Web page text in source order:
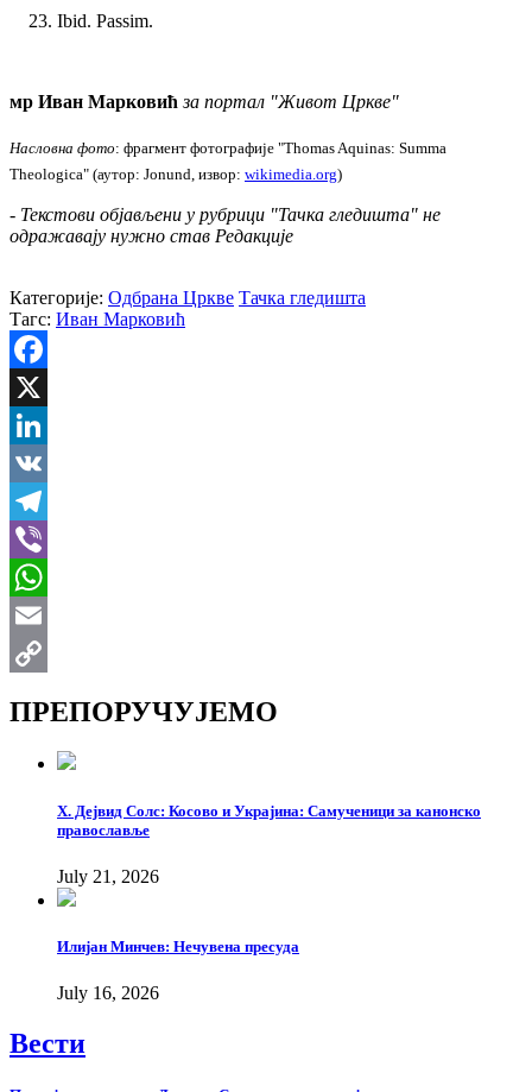
Ibid. Passim.
мр Иван Марковић за портал "Живот Цркве"
Насловна фото: фрагмент фотографије "Thomas Aquinas: Summa
Theologica" (аутор: Jonund, извор: wikimedia.org)
- Текстови објављени у рубрици "Тачка гледишта" не
одражавају нужно став Редакције
Категорије: Одбрана Цркве Тачка гледишта
Тагс: Иван Марковић
Facebook
X
LinkedIn
VK
Telegram
Viber
WhatsApp
Email
ПРЕПОРУЧУЈЕМО
Х. Дејвид Солс: Косово и Украјина: Самученици за канонско
православље
July 21, 2026
Илијан Минчев: Нечувена пресуда
July 16, 2026
Вести